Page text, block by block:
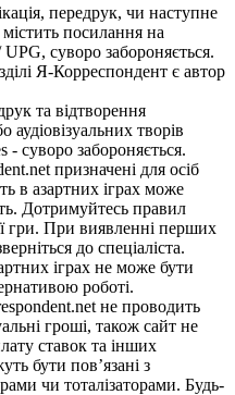
передрук, чи наступне
посилання на
суворо забороняється.
Я-Корреспондент є автор
та відтворення
аудіовізуальних творів
- суворо забороняється.
призначені для осіб
в азартних іграх може
Дотримуйтесь правил
гри. При виявленні перших
до спеціаліста.
іграх не може бути
роботі.
не проводить
гроші, також сайт не
ставок та інших
бути пов’язані з
чи тоталізаторами. Будь-